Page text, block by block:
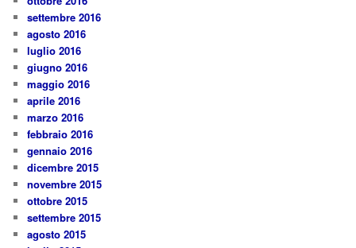
settembre 2016
agosto 2016
luglio 2016
giugno 2016
maggio 2016
aprile 2016
marzo 2016
febbraio 2016
gennaio 2016
dicembre 2015
novembre 2015
ottobre 2015
settembre 2015
agosto 2015